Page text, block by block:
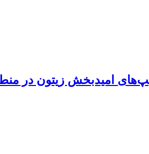
امیدبخش زیتون در